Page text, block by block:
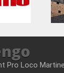
Pro Loco